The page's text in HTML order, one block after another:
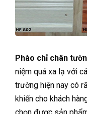
Phào chỉ chân
niệm quá xa lạ với
trường hiện nay có
khiến cho khách